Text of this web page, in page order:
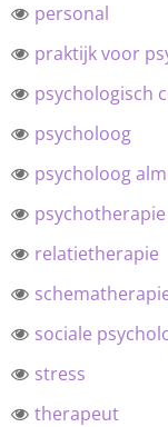
personal
praktijk voor
psychologisch
psycholoog
psycholoog
psychotherapie
relatietherapie
sociale
stress
therapeut